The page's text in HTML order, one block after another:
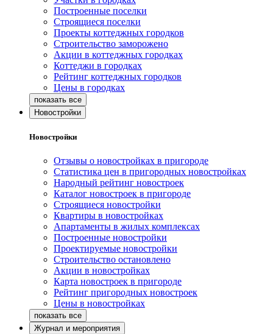
Построенные поселки
Строящиеся поселки
Проекты коттеджных городков
Строительство заморожено
Акции в коттеджных городках
Коттеджи в городках
Рейтинг коттеджных городков
Цены в городках
Новостройки
Новостройки
Отзывы о новостройках в пригороде
Статистика цен в пригородных новостройках
Народный рейтинг новостроек
Каталог новостроек в пригороде
Строящиеся новостройки
Квартиры в новостройках
Апартаменты в жилых комплексах
Построенные новостройки
Проектируемые новостройки
Строительство остановлено
Акции в новостройках
Карта новостроек в пригороде
Рейтинг пригородных новостроек
Цены в новостройках
Журнал и мероприятия